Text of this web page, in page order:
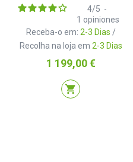
Receba-o em: 2-3 Dias /
Recolha na loja em 2-3 Dias
4/5 -
1 opiniones
Preço
1 199,00 €
shopping_cart